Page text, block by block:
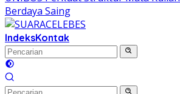
Berdaya Saing
IndeksKontak